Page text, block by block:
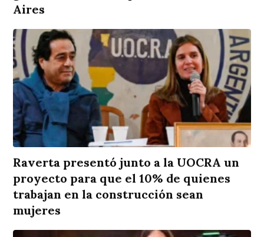
Aires
Raverta presentó junto a la UOCRA un
proyecto para que el 10% de quienes
trabajan en la construcción sean
mujeres